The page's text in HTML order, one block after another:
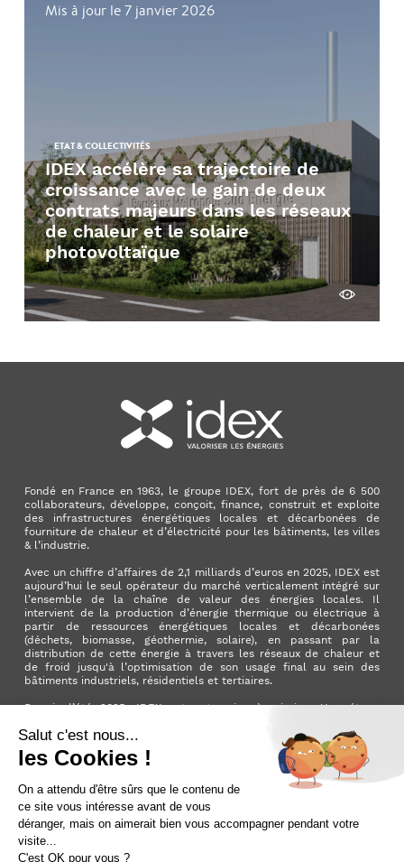
Mis à jour le 7 janvier 2026
ETAT & COLLECTIVITÉS
IDEX accélère sa trajectoire de
croissance avec le gain de deux
contrats majeurs dans les réseaux
de chaleur et le solaire
photovoltaïque
Voir
Fondé en France en 1963, le groupe IDEX, fort de près de 6 500
collaborateurs, développe, conçoit, finance, construit et exploite
des infrastructures énergétiques locales et décarbonées de
fourniture de chaleur et d’électricité pour les bâtiments, les villes
& l’industrie.
Avec un chiffre d’affaires de 2,1 milliards d’euros en 2025, IDEX est
aujourd’hui le seul opérateur du marché verticalement intégré sur
l’ensemble de la chaîne de valeur des énergies locales. Il
intervient de la production d’énergie thermique ou électrique à
partir de ressources énergétiques locales et décarbonées
(déchets, biomasse, géothermie, solaire), en passant par la
distribution de cette énergie à travers les réseaux de chaleur et
de froid jusqu'à l’optimisation de son usage final au sein des
bâtiments industriels, résidentiels et tertiaires.
Depuis l’été 2025, IDEX est entreprise à mission. Une étape
positif pour la planète et pour la société.
FacebookInstagramYouTube